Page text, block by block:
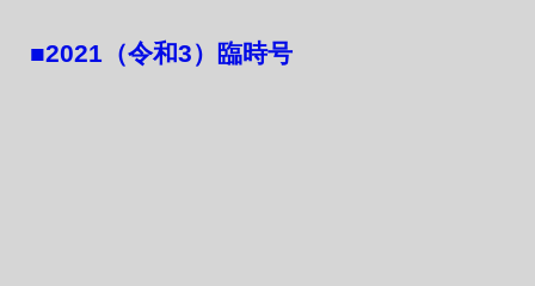
​■2021（令和3）臨時号